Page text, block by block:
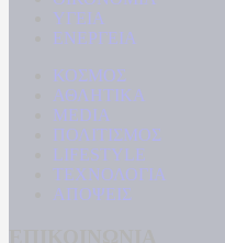
ΥΓΕΙΑ
ΕΝΕΡΓΕΙΑ
ΚΟΣΜΟΣ
ΑΘΛΗΤΙΚΑ
MEDIA
ΠΟΛΙΤΙΣΜΟΣ
LIFESTYLE
ΤΕΧΝΟΛΟΓΙΑ
ΑΠΟΨΕΙΣ